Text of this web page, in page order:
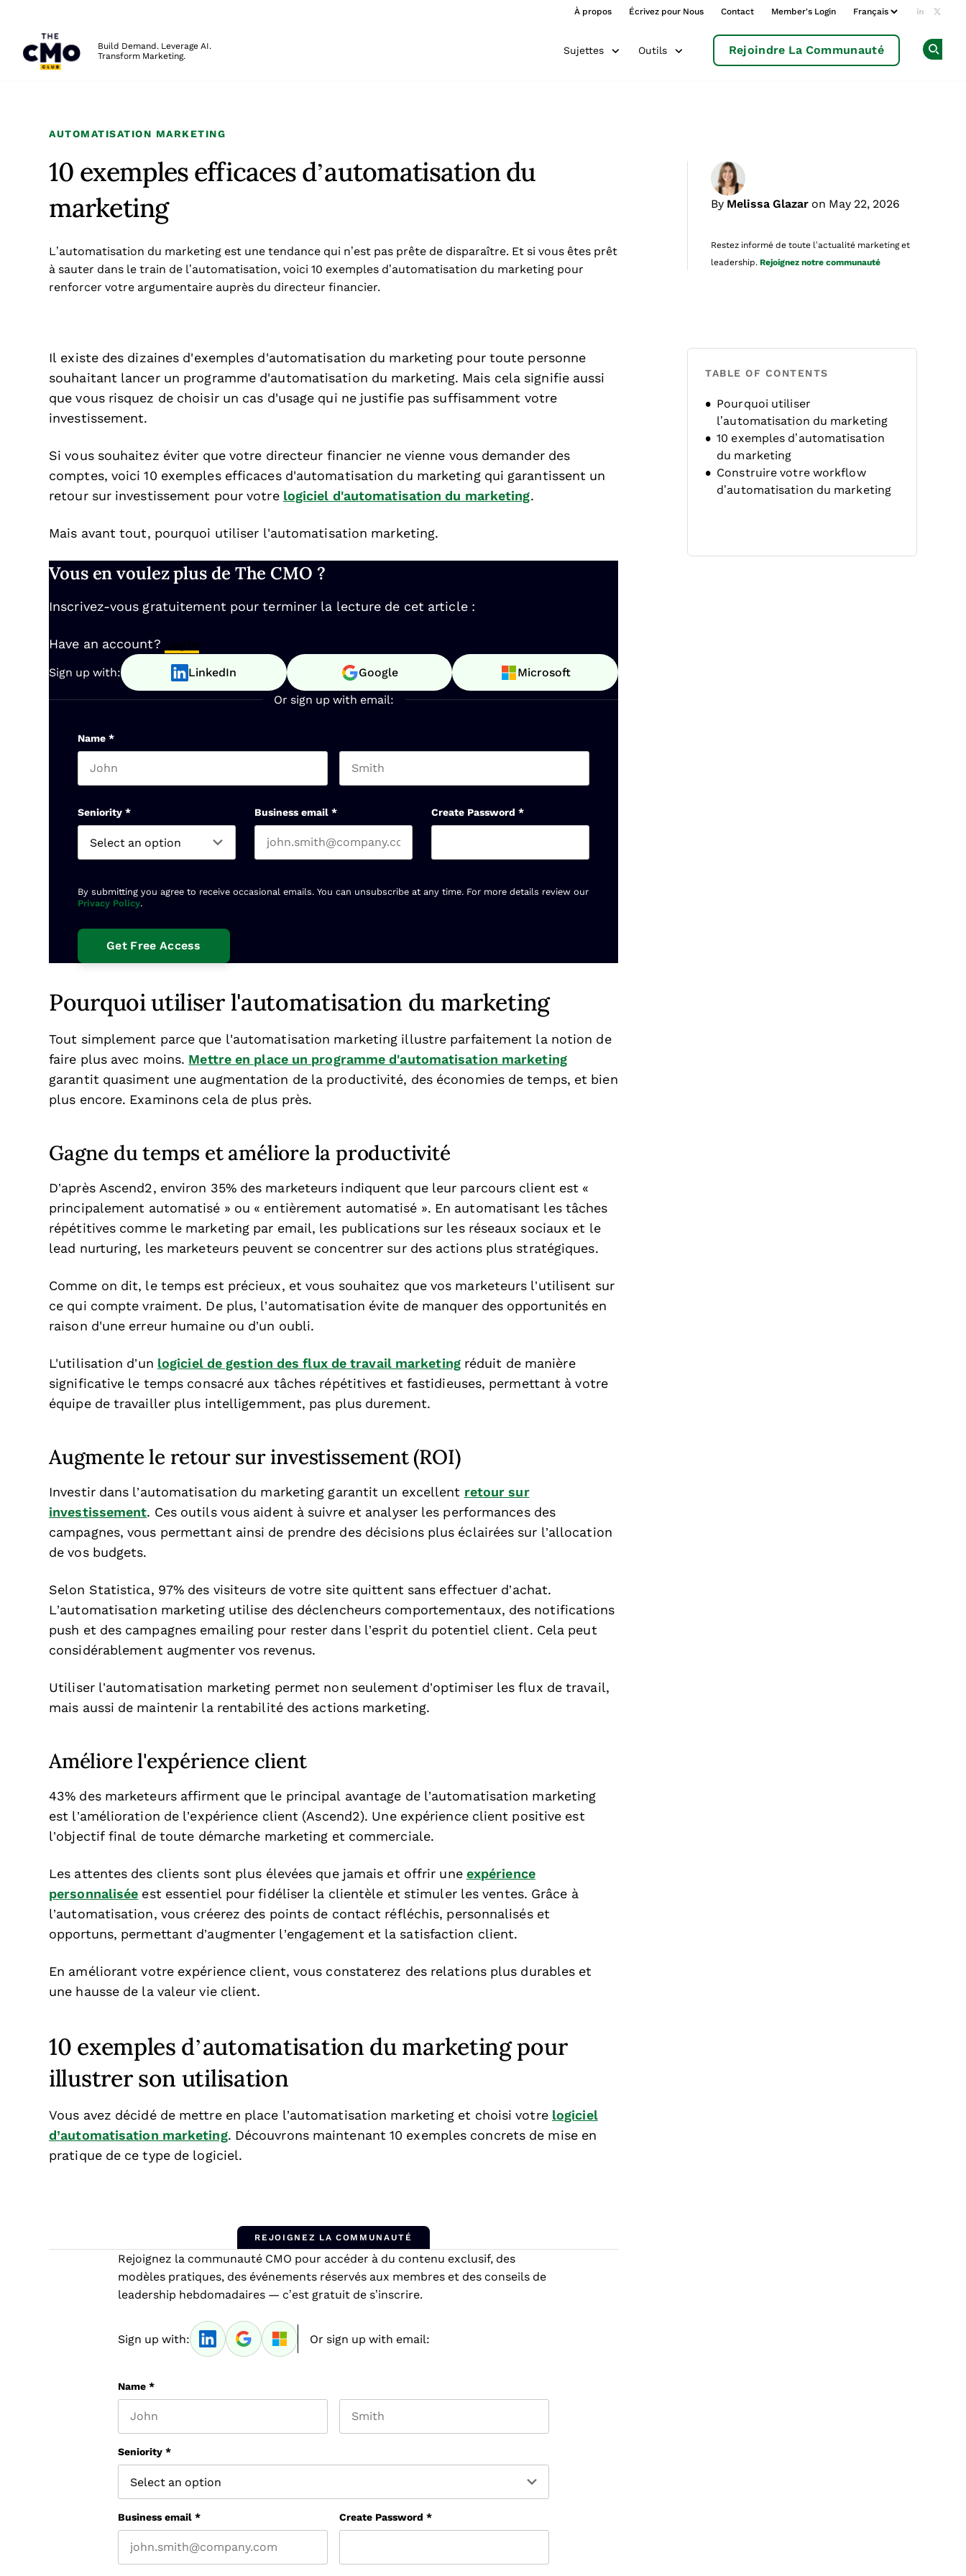
À propos Écrivez pour Nous Contact Member's Login Add us
Build Demand. Leverage AI.
Transform Marketing.
Sujettes Outils Rejoindre La Communauté
AUTOMATISATION MARKETING
10 exemples efficaces d’automatisation du
marketing
By Melissa Glazar on May 22, 2026
Restez informé de toute l’actualité marketing et
leadership. Rejoignez notre communauté
L’automatisation du marketing est une tendance qui n’est pas prête de disparaître. Et si vous êtes prêt
à sauter dans le train de l’automatisation, voici 10 exemples d’automatisation du marketing pour
renforcer votre argumentaire auprès du directeur financier.
Il existe des dizaines d'exemples d'automatisation du marketing pour toute personne
souhaitant lancer un programme d'automatisation du marketing. Mais cela signifie aussi
que vous risquez de choisir un cas d'usage qui ne justifie pas suffisamment votre
investissement.
Si vous souhaitez éviter que votre directeur financier ne vienne vous demander des
comptes, voici 10 exemples efficaces d'automatisation du marketing qui garantissent un
retour sur investissement pour votre logiciel d'automatisation du marketing.
Mais avant tout, pourquoi utiliser l'automatisation marketing.
Vous en voulez plus de The CMO ?
Inscrivez-vous gratuitement pour terminer la lecture de cet article :
Have an account? Log In
Sign up with: LinkedIn Google Microsoft
Or sign up with email:
Name *
Seniority * Business email * Create Password *
By submitting you agree to receive occasional emails. You can unsubscribe at any time. For more details review our
Privacy Policy.
Pourquoi utiliser l'automatisation du marketing
Tout simplement parce que l'automatisation marketing illustre parfaitement la notion de
faire plus avec moins. Mettre en place un programme d'automatisation marketing
garantit quasiment une augmentation de la productivité, des économies de temps, et bien
plus encore. Examinons cela de plus près.
Gagne du temps et améliore la productivité
D’après Ascend2, environ 35% des marketeurs indiquent que leur parcours client est «
principalement automatisé » ou « entièrement automatisé ». En automatisant les tâches
répétitives comme le marketing par email, les publications sur les réseaux sociaux et le
lead nurturing, les marketeurs peuvent se concentrer sur des actions plus stratégiques.
Comme on dit, le temps est précieux, et vous souhaitez que vos marketeurs l’utilisent sur
ce qui compte vraiment. De plus, l’automatisation évite de manquer des opportunités en
raison d'une erreur humaine ou d’un oubli.
L'utilisation d’un logiciel de gestion des flux de travail marketingréduit de manière
significative le temps consacré aux tâches répétitives et fastidieuses, permettant à votre
équipe de travailler plus intelligemment, pas plus durement.
Augmente le retour sur investissement (ROI)
Investir dans l’automatisation du marketing garantit un excellent retour sur
investissement. Ces outils vous aident à suivre et analyser les performances des
campagnes, vous permettant ainsi de prendre des décisions plus éclairées sur l’allocation
de vos budgets.
Selon Statistica, 97% des visiteurs de votre site quittent sans effectuer d’achat.
L’automatisation marketing utilise des déclencheurs comportementaux, des notifications
push et des campagnes emailing pour rester dans l’esprit du potentiel client. Cela peut
considérablement augmenter vos revenus.
Utiliser l’automatisation marketing permet non seulement d’optimiser les flux de travail,
mais aussi de maintenir la rentabilité des actions marketing.
Améliore l'expérience client
43% des marketeurs affirment que le principal avantage de l’automatisation marketing
est l’amélioration de l’expérience client (Ascend2). Une expérience client positive est
l’objectif final de toute démarche marketing et commerciale.
Les attentes des clients sont plus élevées que jamais et offrir une expérience
personnalisée est essentiel pour fidéliser la clientèle et stimuler les ventes. Grâce à
l’automatisation, vous créerez des points de contact réfléchis, personnalisés et
opportuns, permettant d’augmenter l’engagement et la satisfaction client.
En améliorant votre expérience client, vous constaterez des relations plus durables et
une hausse de la valeur vie client.
10 exemples d’automatisation du marketing pour
illustrer son utilisation
Vous avez décidé de mettre en place l’automatisation marketing et choisi votre logiciel
d’automatisation marketing. Découvrons maintenant 10 exemples concrets de mise en
pratique de ce type de logiciel.
REJOIGNEZ LA COMMUNAUTÉ
Rejoignez la communauté CMO pour accéder à du contenu exclusif, des
modèles pratiques, des événements réservés aux membres et des conseils de
leadership hebdomadaires — c’est gratuit de s’inscrire.
Sign up with: Or sign up with email:
Name *
Seniority *
Business email * Create Password *
TABLE OF CONTENTS
Pourquoi utiliser
l’automatisation du marketing
10 exemples d’automatisation
du marketing
Construire votre workflow
d’automatisation du marketing